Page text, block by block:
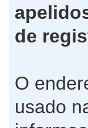
de
O
usado